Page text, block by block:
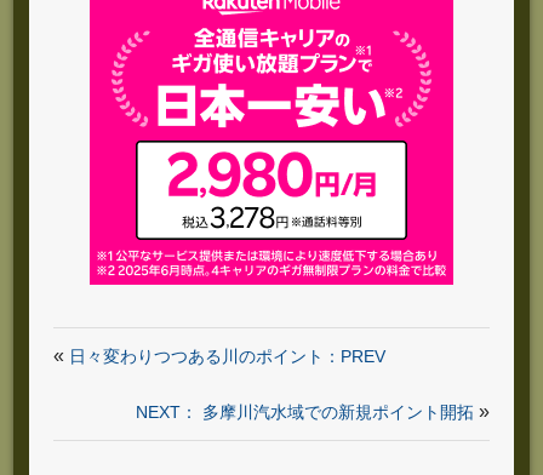
« 日々変わりつつある川のポイント：PREV
NEXT： 多摩川汽水域での新規ポイント開拓 »